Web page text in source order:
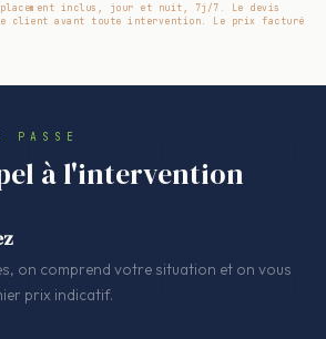
inclus, jour et nuit, 7j/7. Le devis
client avant toute intervention. Le prix facturé
PASSE
à l'intervention
on comprend votre situation et on vous
prix indicatif.